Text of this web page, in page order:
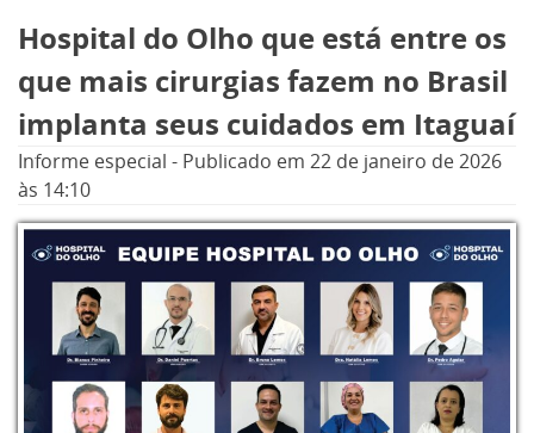
inteligente e habitação acessível. Presente em
seis cidades – São Paulo (SP), Campinas (SP),
Salvador (BA), São José dos Campos (SP), Betim
(MG) e Rio de Janeiro (RJ) –, a iniciativa
responde de forma estruturada a dois dos
principais desafios urbanos brasileiros: o
déficit habitacional e a expansão
desordenada das cidades.
Hospital do Olho que está entre os
que mais cirurgias fazem no Brasil
implanta seus cuidados em Itaguaí
Informe especial - Publicado em 22 de janeiro de 2026
às 14:10